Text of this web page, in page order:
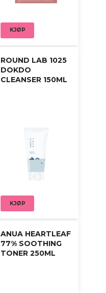
KJØP
ROUND LAB 1025
DOKDO
CLEANSER 150ML
KJØP
ANUA HEARTLEAF
77% SOOTHING
TONER 250ML